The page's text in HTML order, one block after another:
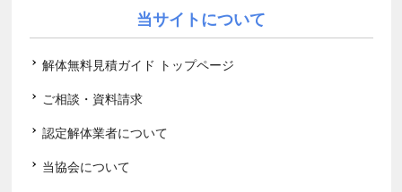
当サイトについて
解体無料見積ガイド トップページ
ご相談・資料請求
認定解体業者について
当協会について